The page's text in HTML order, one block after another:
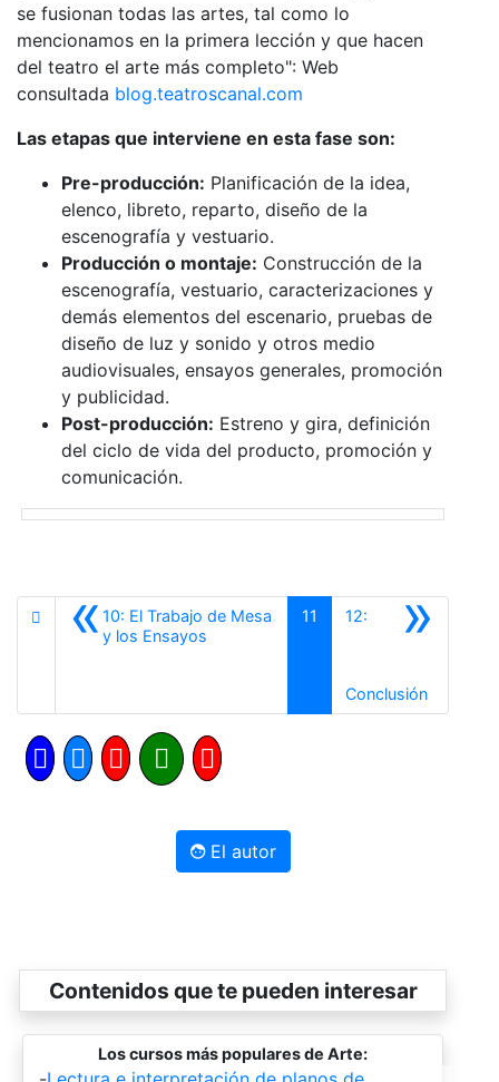
se fusionan todas las artes, tal como lo
mencionamos en la primera lección y que hacen
del teatro el arte más completo": Web
consultada blog.teatroscanal.com
Las etapas que interviene en esta fase son:
Pre-producción: Planificación de la idea,
elenco, libreto, reparto, diseño de la
escenografía y vestuario.
Producción o montaje: Construcción de la
escenografía, vestuario, caracterizaciones y
demás elementos del escenario, pruebas de
diseño de luz y sonido y otros medio
audiovisuales, ensayos generales, promoción
y publicidad.
Post-producción: Estreno y gira, definición
del ciclo de vida del producto, promoción y
comunicación.
«10: El Trabajo de Mesa
y los Ensayos
11 »
12:
ConclusiónSiguiente
El autor
Contenidos que te pueden interesar
Los cursos más populares de Arte: